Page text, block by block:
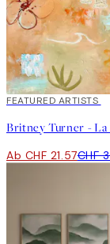
40%*
FEATURED ARTISTS
Ab CHF 21.57CHF